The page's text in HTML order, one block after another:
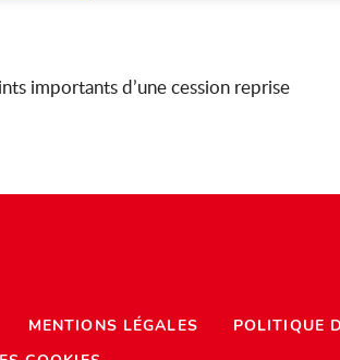
importants d’une cession reprise
MENTIONS LÉGALES POLITIQUE